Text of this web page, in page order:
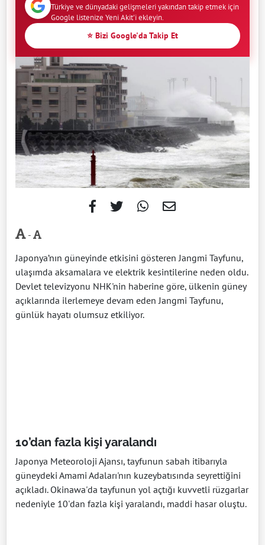
Türkiye ve dünyadaki gelişmeleri yakından takip etmek için
Google listenize Yeni Akit'i ekleyin.
⭐ Bizi Google'da Takip Et
-
Japonya’nın güneyinde etkisini gösteren Jangmi Tayfunu,
ulaşımda aksamalara ve elektrik kesintilerine neden oldu.
Devlet televizyonu NHK'nin haberine göre, ülkenin güney
açıklarında ilerlemeye devam eden Jangmi Tayfunu,
günlük hayatı olumsuz etkiliyor.
10’dan fazla kişi yaralandı
Japonya Meteoroloji Ajansı, tayfunun sabah itibarıyla
güneydeki Amami Adaları'nın kuzeybatısında seyrettiğini
açıkladı. Okinawa'da tayfunun yol açtığı kuvvetli rüzgarlar
nedeniyle 10'dan fazla kişi yaralandı, maddi hasar oluştu.